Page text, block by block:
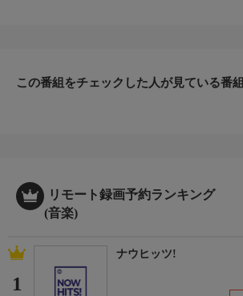
この番組をチェックした人が見ている番組
リモート録画予約ランキング
(音楽)
1
ナウヒッツ!